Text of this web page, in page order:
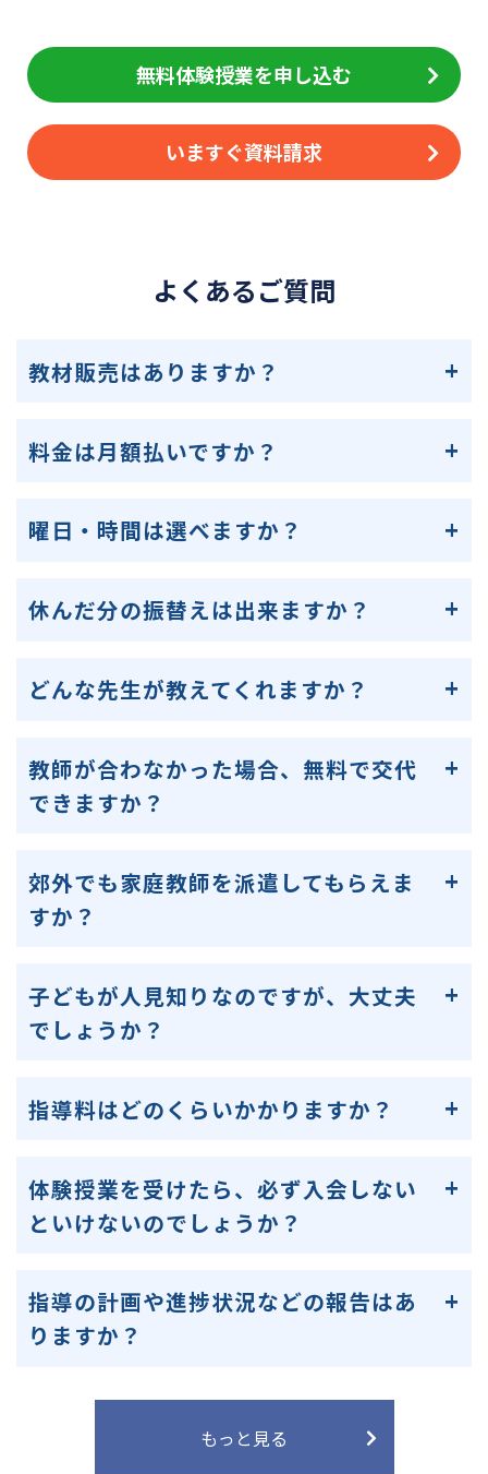
無料体験授業を申し込む
いますぐ資料請求
よくあるご質問
教材販売はありますか？
料金は月額払いですか？
曜日・時間は選べますか？
休んだ分の振替えは出来ますか？
どんな先生が教えてくれますか？
教師が合わなかった場合、無料で交代
できますか？
郊外でも家庭教師を派遣してもらえま
すか？
子どもが人見知りなのですが、大丈夫
でしょうか？
指導料はどのくらいかかりますか？
体験授業を受けたら、必ず入会しない
といけないのでしょうか？
指導の計画や進捗状況などの報告はあ
りますか？
もっと見る